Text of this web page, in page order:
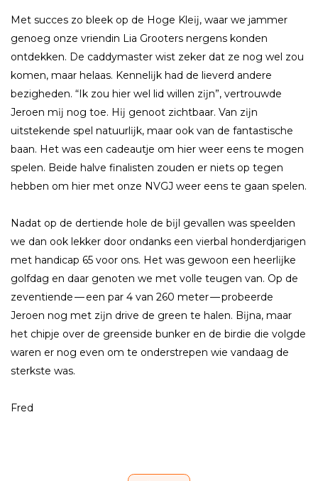
Met succes zo bleek op de Hoge Kleĳ, waar we jammer
genoeg onze vriendin Lia Grooters nergens konden
ontdekken. De caddymaster wist zeker dat ze nog wel zou
komen, maar helaas. Kennelĳk had de lieverd andere
bezigheden. “Ik zou hier wel lid willen zĳn”, vertrouwde
Jeroen mĳ nog toe. Hĳ genoot zichtbaar. Van zĳn
uitstekende spel natuurlĳk, maar ook van de fantastische
baan. Het was een cadeautje om hier weer eens te mogen
spelen. Beide halve finalisten zouden er niets op tegen
hebben om hier met onze NVGJ weer eens te gaan spelen.
Nadat op de dertiende hole de bĳl gevallen was speelden
we dan ook lekker door ondanks een vierbal honderdjarigen
met handicap 65 voor ons. Het was gewoon een heerlĳke
golfdag en daar genoten we met volle teugen van. Op de
zeventiende — een par 4 van 260 meter — probeerde
Jeroen nog met zĳn drive de green te halen. Bĳna, maar
het chipje over de greenside bunker en de birdie die volgde
waren er nog even om te onderstrepen wie vandaag de
sterkste was.
Fred